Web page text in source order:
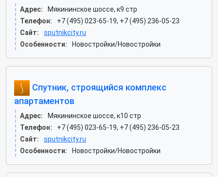
Адрес:
Мякининское шоссе, к9 стр
Телефон:
+7 (495) 023-65-19, +7 (495) 236-05-23
Сайт:
sputnikcity.ru
Особенности:
Новостройки/Новостройки
Спутник, строящийся комплекс
апартаментов
Адрес:
Мякининское шоссе, к10 стр
Телефон:
+7 (495) 023-65-19, +7 (495) 236-05-23
Сайт:
sputnikcity.ru
Особенности:
Новостройки/Новостройки